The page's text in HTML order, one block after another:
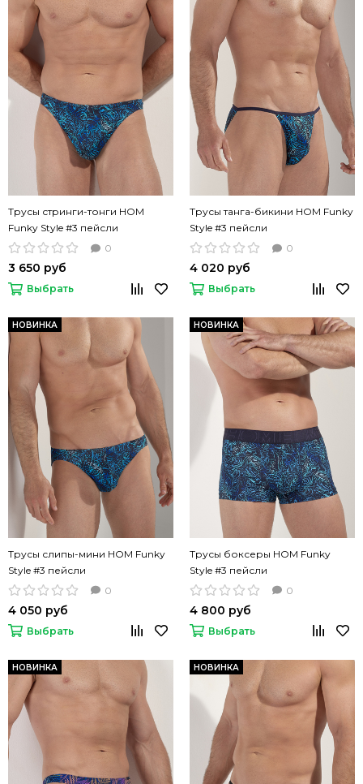
Трусы стринги-тонги HOM
Funky Style #3 пейсли
0
3 650 руб
Выбрать
Трусы танга-бикини HOM Funky
Style #3 пейсли
0
4 020 руб
Выбрать
НОВИНКА
Трусы слипы-мини HOM Funky
Style #3 пейсли
0
4 050 руб
Выбрать
НОВИНКА
Трусы боксеры HOM Funky
Style #3 пейсли
0
4 800 руб
Выбрать
НОВИНКА НОВИНКА